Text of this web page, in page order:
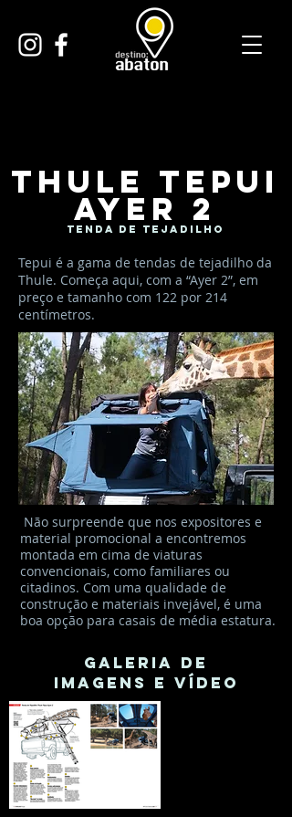
Thule Tepui
Ayer 2
Tenda de tejadilho
Tepui é a gama de tendas de tejadilho da
Thule. Começa aqui, com a “Ayer 2”, em
preço e tamanho com 122 por 214
centímetros.
Não surpreende que nos expositores e
material promocional a encontremos
montada em cima de viaturas
convencionais, como familiares ou
citadinos. Com uma qualidade de
construção e materiais invejável, é uma
boa opção para casais de média estatura.
GALERIA DE
IMAGENS E VÍDEO